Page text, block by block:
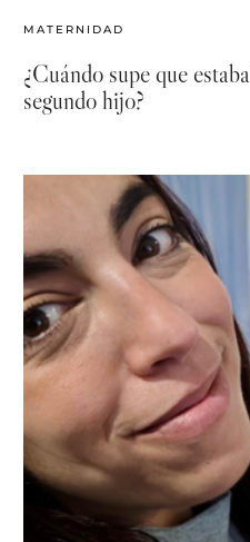
MATERNIDAD
¿Cuándo supe que
segundo hijo?